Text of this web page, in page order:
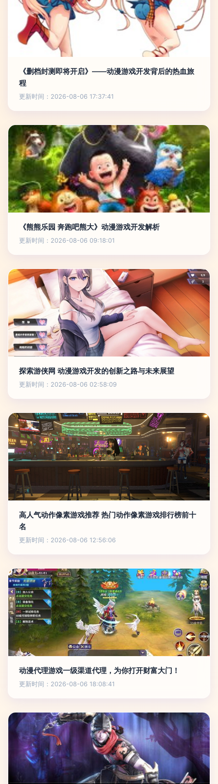
《删档封测即将开启》——动漫游戏开发背后的热血旅
程
更新时间：2026-08-06 17:37:41
《熊熊乐园 奔跑吧熊大》动漫游戏开发解析
更新时间：2026-08-06 09:18:01
探索游侠网 动漫游戏开发的创新之路与未来展望
更新时间：2026-08-06 02:58:09
高人气动作像素游戏推荐 热门动作像素游戏排行榜前十
名
更新时间：2026-08-06 12:56:06
动漫代理游戏一级渠道代理，为你打开财富大门！
更新时间：2026-08-06 18:08:41